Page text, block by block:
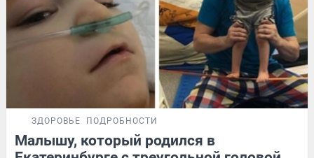
ЗДОРОВЬЕ ПОДРОБНОСТИ
Малышу, который родился в